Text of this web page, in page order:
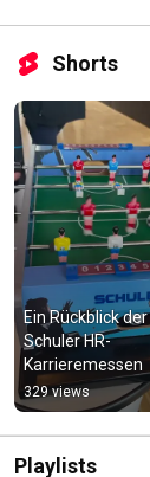
Shorts
Ein Rückblick der
Schuler HR-
Karrieremessen
329 views
Playlists